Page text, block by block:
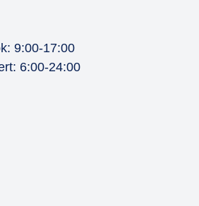
9:00-17:00
6:00-24:00